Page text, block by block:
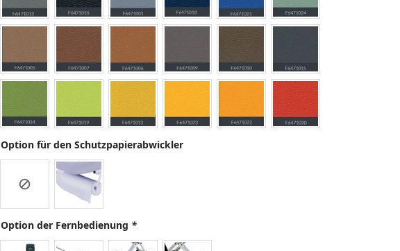
Option für den Schutzpapierabwickler
Option der Fernbedienung *